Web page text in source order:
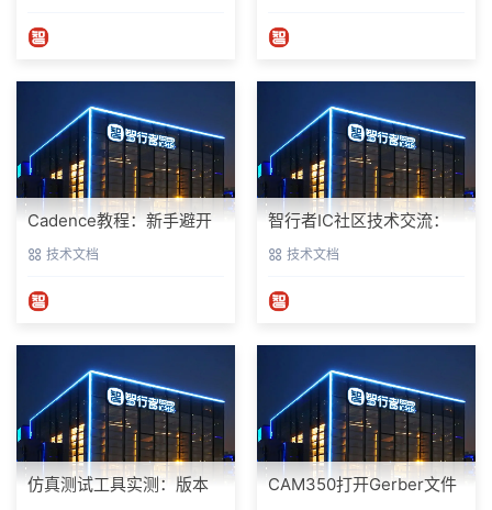
Cadence教程：新手避开
这些坑，PCB设计一次过
技术文档
智行者IC社区技术交流：
L4级自动驾驶仿真部署实
技术文档
仿真测试工具实测：版本
CAM350打开Gerber文件